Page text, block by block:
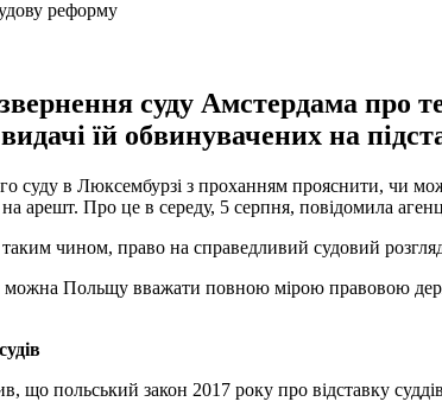
суду Амстердама про
їй обвинувачених на
суду в Люксембурзі з проханням прояснити, чи
на арешт. Про це в середу, 5 серпня, повідомила
таким чином, право на справедливий судовий
Польщу вважати повною мірою правовою
що польський закон 2017 року про відставку